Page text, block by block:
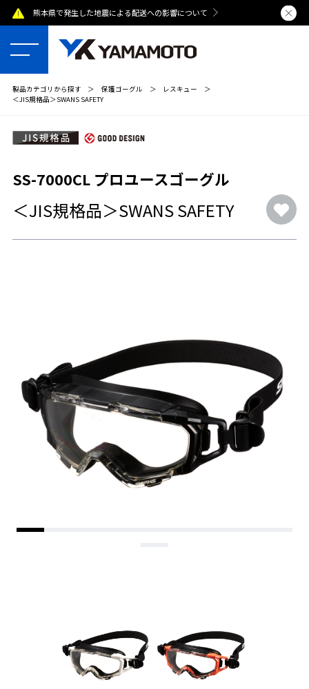
熊本県で発生した地震による配送への影響について 夏季休業
製品カテゴリから探す ＞ 保護ゴーグル ＞ レスキュー
＞
＜JIS規格品＞SWANS SAFETY
SS-7000CL プロユースゴーグル
＜JIS規格品＞SWANS SAFETY